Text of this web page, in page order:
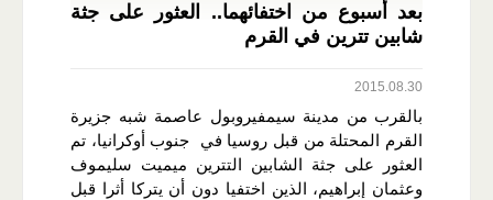
بعد أسبوع من اختفائهما.. العثور على جثة
شابين تترين في القرم
2015.08.30
بالقرب من مدينة سيمفيروبول عاصمة شبه جزيرة
القرم المحتلة من قبل روسيا في جنوب أوكرانيا، تم
العثور على جثة الشابين التترين ميميت سليموف
وعثمان إبراهيم، الذين اختفيا دون أن يتركا أثرا قبل